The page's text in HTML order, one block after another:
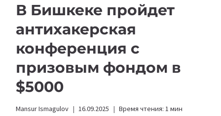
В Бишкеке пройдет
антихакерская
конференция с
призовым фондом в
$5000
Mansur Ismagulov 16.09.2025 Время чтения: 1 мин